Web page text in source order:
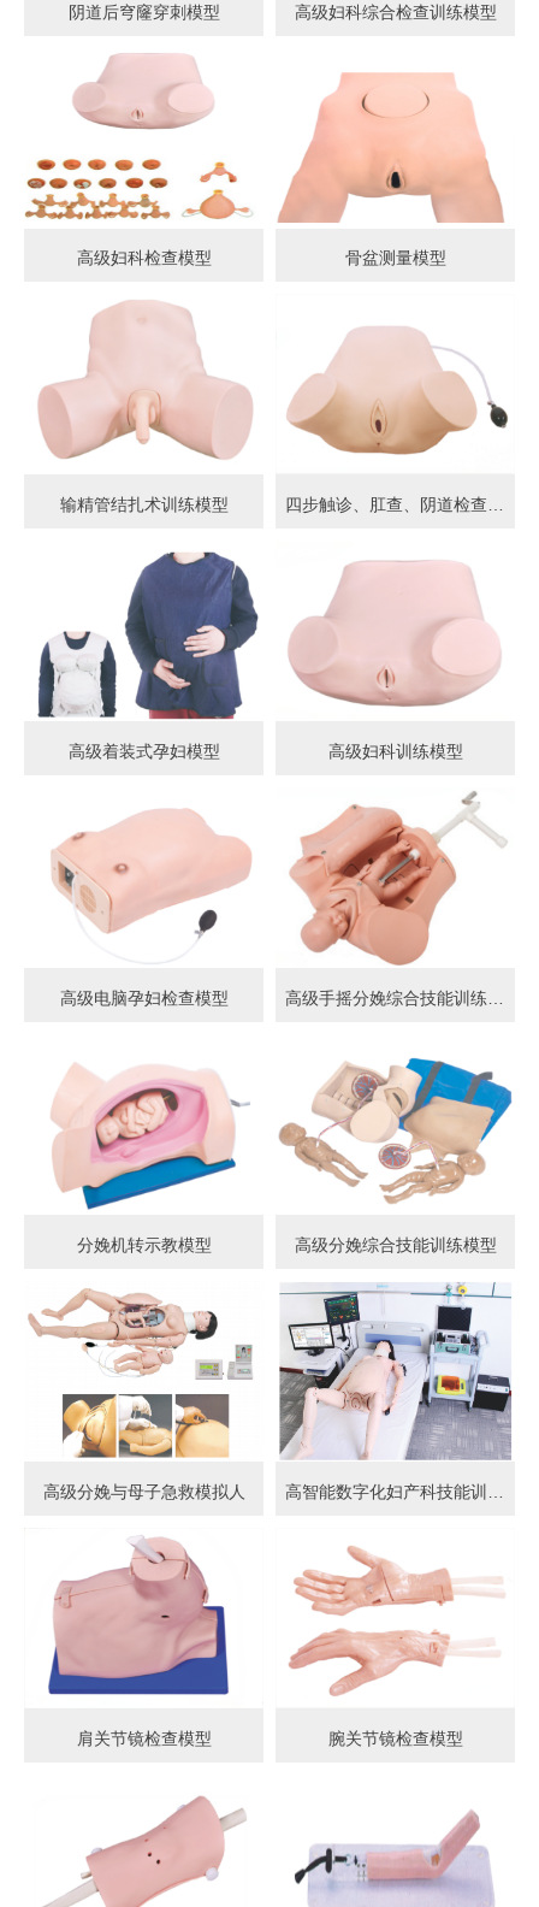
阴道后穹窿穿刺模型 高级妇科综合检查训练模型
高级妇科检查模型 骨盆测量模型
输精管结扎术训练模型 四步触诊、肛查、阴道检查训练模型
高级着装式孕妇模型 高级妇科训练模型
高级电脑孕妇检查模型 高级手摇分娩综合技能训练模型
分娩机转示教模型 高级分娩综合技能训练模型
高级分娩与母子急救模拟人
肩关节镜检查模型 腕关节镜检查模型